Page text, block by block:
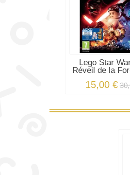
Lego Star
Réveil de la
15,00 €